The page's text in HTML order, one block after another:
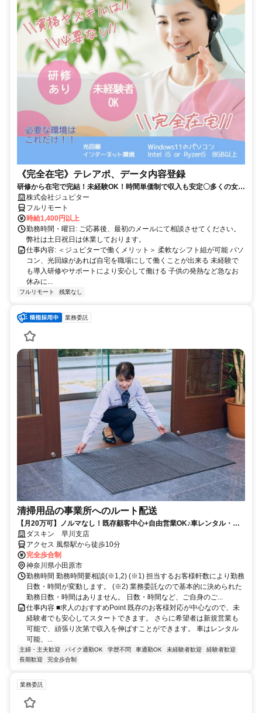
《完全在宅》テレアポ、データ内容登録
研修から在宅で完結！未経験OK！時間単価制で収入も安定〇多くの女性
の方が活躍中！隙間時間有効活用！
株式会社ジュピター
フルリモート
時給1,400円以上
勤務時間・曜日: ご応募後、最初のメールにて相談させてください。
弊社は土日祝日は休業しております。
仕事内容: ＜ジュピターで働くメリット＞ 柔軟なシフト組が可能 パソ
コン、光回線があれば自宅を職場にして働くことが出来る 未経験で
も導入研修やサポートにより安心して働ける 子供の発熱など急なお
休みに...
フルリモート 残業なし
業務委託
清掃用品の事業所へのルート配送
【月20万可】ノルマなし！既存顧客中心+自由営業OK♪車レンタル・タ
ブレットリース有り！
ダスキン 早川支店
アクセス 風祭駅から徒歩10分
完全歩合制
神奈川県小田原市
勤務時間 勤務時間要相談(※1,2) (※1) 担当するお客様軒数により勤務
日数・時間が変動します。 (※2) 業務委託なので基本的に決められた
勤務日数・時間はありません。 日数・時間など、ご自身のご...
仕事内容 ■求人のおすすめPoint 既存のお客様対応が中心なので、未
経験者でも安心してスタートできます。 さらに希望者は新規営業も
可能で、頑張り次第で収入を伸ばすことができます。 車はレンタル
可能、...
主婦・主夫歓迎 バイク通勤OK 学歴不問 車通勤OK 未経験者歓迎
経験者歓迎
長期歓迎
完全歩合制
業務委託